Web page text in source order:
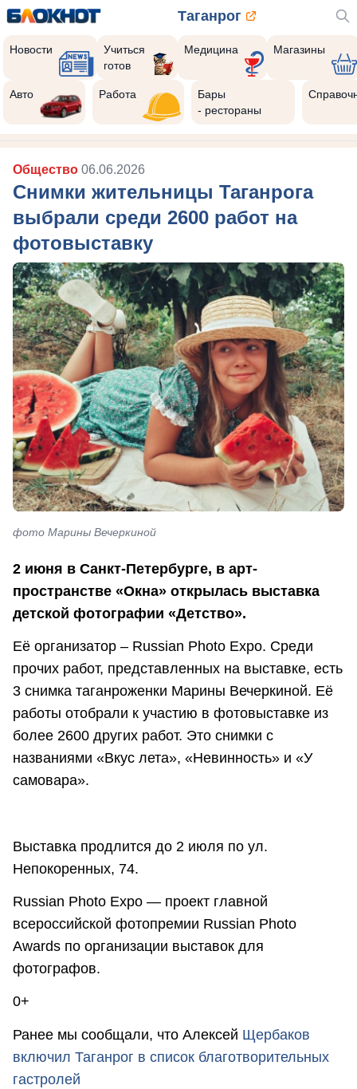
Таганрог
Новости
Учиться
готов
Медицина Магазины
Авто Работа
Бары
- рестораны
Общество 06.06.2026
Снимки жительницы Таганрога
выбрали среди 2600 работ на
фотовыставку
фото Марины Вечеркиной
2 июня в Санкт-Петербурге, в арт-
пространстве «Окна» открылась выставка
детской фотографии «Детство».
Её организатор – Russian Photo Expo. Среди
прочих работ, представленных на выставке, есть
3 снимка таганроженки Марины Вечеркиной. Её
работы отобрали к участию в фотовыставке из
более 2600 других работ. Это снимки с
названиями «Вкус лета», «Невинность» и «У
самовара».
Выставка продлится до 2 июля по ул.
Непокоренных, 74.
Russian Photo Expo — проект главной
всероссийской фотопремии Russian Photo
Awards по организации выставок для
фотографов.
0+
Ранее мы сообщали, что Алексей Щербаков
включил Таганрог в список благотворительных
гастролей